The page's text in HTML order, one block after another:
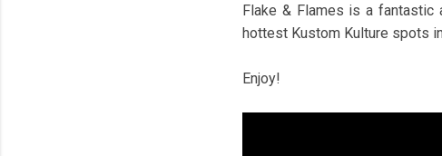
Flake & Flames is a fantastic
hottest Kustom Kulture spots
Enjoy!